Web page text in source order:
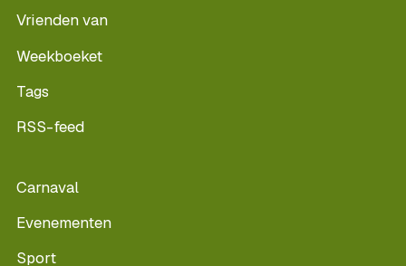
Vrienden van
Weekboeket
Tags
RSS-feed
Carnaval
Evenementen
Sport